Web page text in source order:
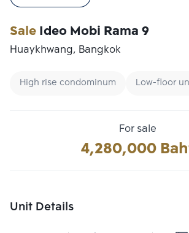
SaleIdeo Mobi Rama 9
Huaykhwang, Bangkok
High rise condominum Low-floor
For sale
4,280,000
Unit Details